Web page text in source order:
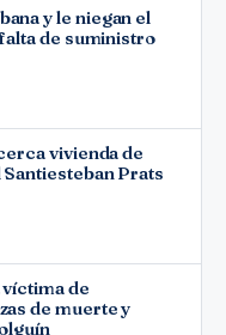
y le niegan el
de suministro
vivienda de
Prats
víctima de
de muerte y